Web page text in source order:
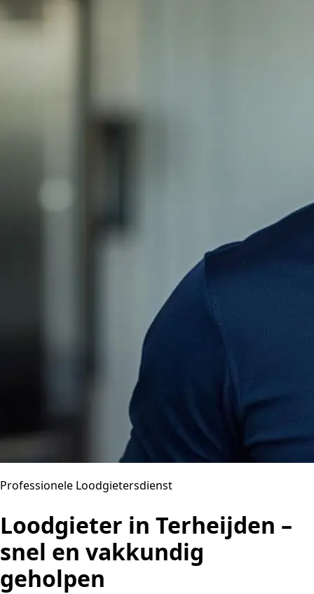
Professionele Loodgietersdienst
Loodgieter in Terheijden –
snel en vakkundig
geholpen